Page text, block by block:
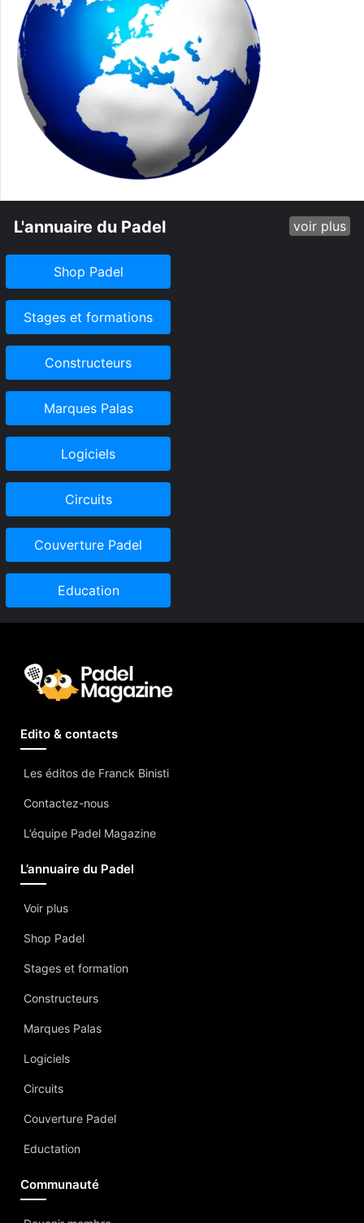
L'annuaire du Padel voir plus
Shop Padel
Stages et formations
Constructeurs
Marques Palas
Logiciels
Circuits
Couverture Padel
Education
Edito & contacts
Les éditos de Franck Binisti
Contactez-nous
L’équipe Padel Magazine
L’annuaire du Padel
Voir plus
Shop Padel
Stages et formation
Constructeurs
Marques Palas
Logiciels
Circuits
Couverture Padel
Eductation
Communauté